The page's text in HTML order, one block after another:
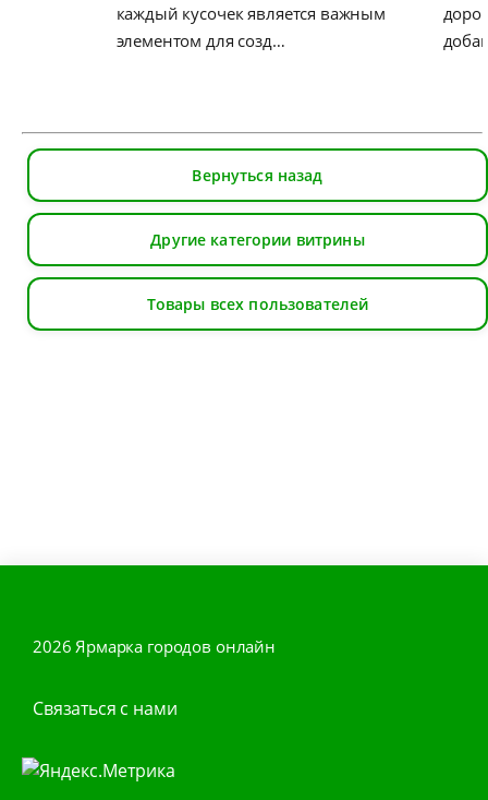
каждый кусочек является важным
элементом для созд…
Вернуться назад
Другие категории витрины
Товары всех пользователей
2026 Ярмарка городов онлайн
Связаться с нами